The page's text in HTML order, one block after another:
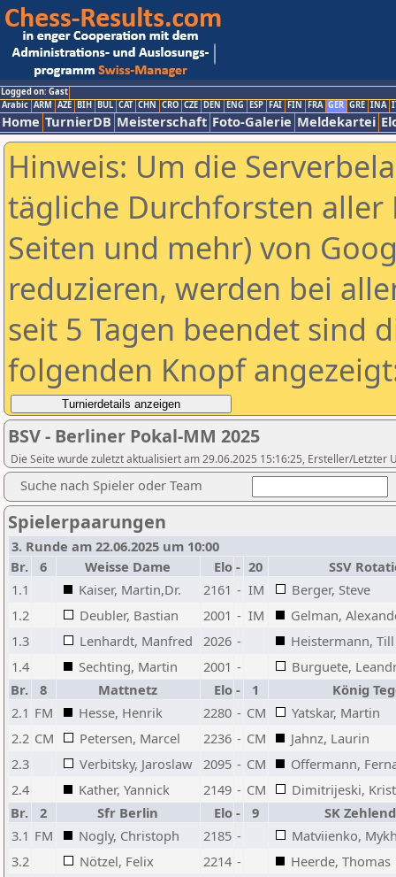
Logged on: Gast
Arabic ARM AZE BIH BUL CAT CHN CRO CZE DEN ENG ESP FAI FIN FRA GER GRE INA
Home TurnierDB Meisterschaft Foto-Galerie Meldekartei
Hinweis: Um die
tägliche Durchforsten aller
Seiten und mehr) von
reduzieren, werden bei
seit 5 Tagen beendet sind
folgenden Knopf
BSV - Berliner Pokal-MM 2025
Die Seite wurde zuletzt aktualisiert am 29.06.2025 15:16:25, Ersteller/Letzter
Suche nach Spieler oder Team
Spielerpaarungen
3. Runde am 22.06.2025 um 10:00
Br.
6 Weisse Dame Elo - 20
SSV
1.1
Kaiser, Martin,Dr. 2161 - IM
Berger, Steve
1.2
Deubler, Bastian 2001 - IM
Gelman,
1.3
Lenhardt, Manfred 2026 -
Heistermann, Till
1.4
Sechting, Martin 2001 -
Burguete,
Br.
8 Mattnetz Elo - 1
König
2.1 FM Hesse, Henrik 2280 - CM
Yatskar, Martin
2.2 CM Petersen, Marcel 2236 - CM
Jahnz, Laurin
2.3
Verbitsky, Jaroslaw 2095 - CM
Offermann,
2.4
Kather, Yannick 2149 - CM
Dimitrijeski,
Br.
2 Sfr Berlin Elo - 9
SK
3.1 FM Nogly, Christoph 2185 -
Matviienko,
3.2
Nötzel, Felix 2214 -
Heerde, Thomas